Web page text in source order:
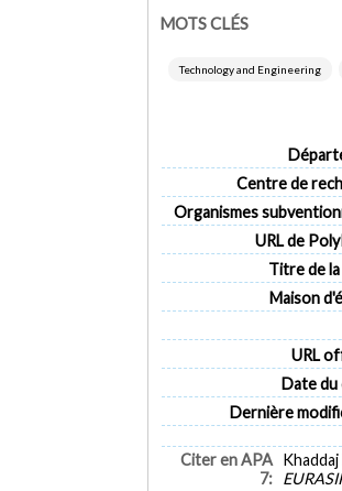
MOTS CLÉS
Technology and Engineering
Centre de
Organismes
URL de
Titre de
Maison
URL
Date
Dernière
Citer en APA
7: